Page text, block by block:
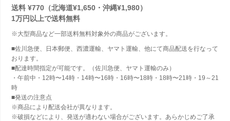
送料 ¥770（北海道¥1,650・沖縄¥1,980）
1万円以上で送料無料
※大型商品など一部送料無料対象外の商品がございます。
■佐川急便、日本郵便、西濃運輸、ヤマト運輸、他にて商品配送を行なって
おります。
■配達時間指定が可能です。（佐川急便、ヤマト運輸のみ）
・午前中・12時〜14時・14時〜16時・16時〜18時・18時〜21時・19～21
時
■発送の注意点
※商品により配送会社が異なります。
※破損などにより、発送が適わない場合がございます。あらかじめご了承